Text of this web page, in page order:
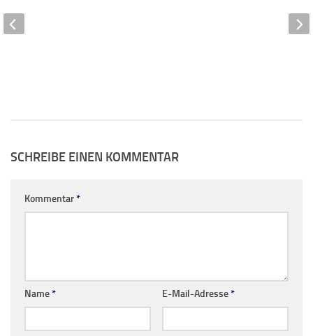
SCHREIBE EINEN KOMMENTAR
Kommentar*
Name* E-Mail-Adresse*